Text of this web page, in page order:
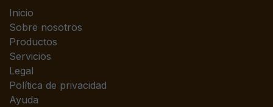
Inicio
Sobre nosotros
Productos
Servicios
Legal
Política de privacidad
Ayuda